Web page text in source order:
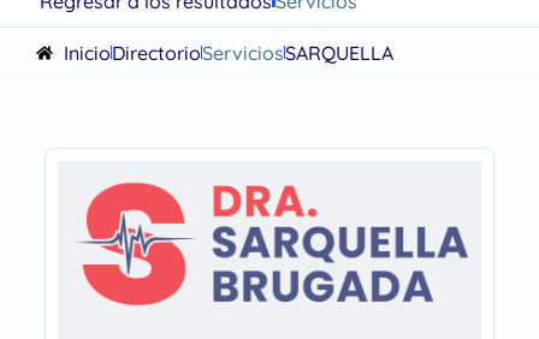
InicioDirectorioServiciosSARQUELLA